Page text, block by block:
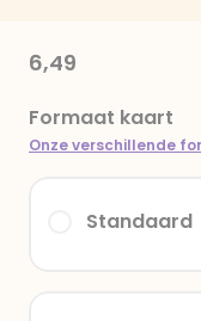
6,49
Formaat kaart
Onze verschillende
Standaard